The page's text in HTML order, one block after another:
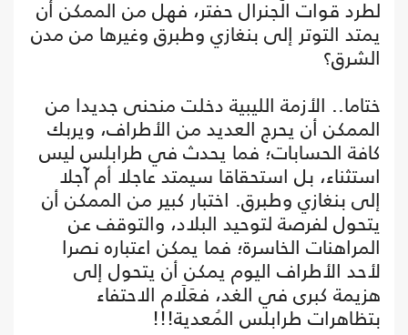
لطرد قوات الجنرال حفتر، فهل من الممكن أن
يمتد التوتر إلى بنغازي وطبرق وغيرها من مدن
الشرق؟
ختاما.. الأزمة الليبية دخلت منحنى جديدا من
الممكن أن يحرج العديد من الأطراف، ويربك
كافة الحسابات؛ فما يحدث في طرابلس ليس
استثناء، بل استحقاقا سيمتد عاجلا أم آجلا
إلى بنغازي وطبرق. اختبار كبير من الممكن أن
يتحول لفرصة لتوحيد البلاد، والتوقف عن
المراهنات الخاسرة؛ فما يمكن اعتباره نصرا
لأحد الأطراف اليوم يمكن أن يتحول إلى
هزيمة كبرى في الغد، فعَلَام الاحتفاء
بتظاهرات طرابلس المُعدية!!!